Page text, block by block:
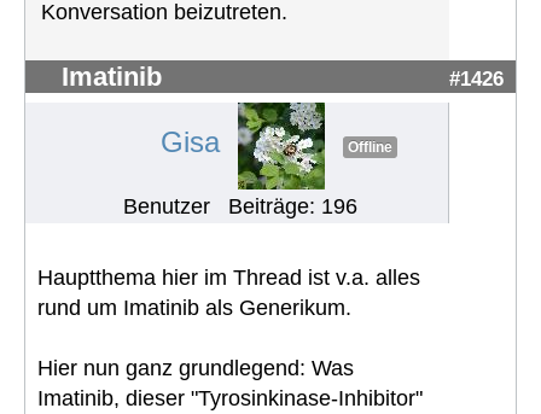
Konversation beizutreten.
Imatinib #1426
Gisa Offline
Benutzer Beiträge: 196
Hauptthema hier im Thread ist v.a. alles
rund um Imatinib als Generikum.
Hier nun ganz grundlegend: Was
Imatinib, dieser "Tyrosinkinase-Inhibitor"